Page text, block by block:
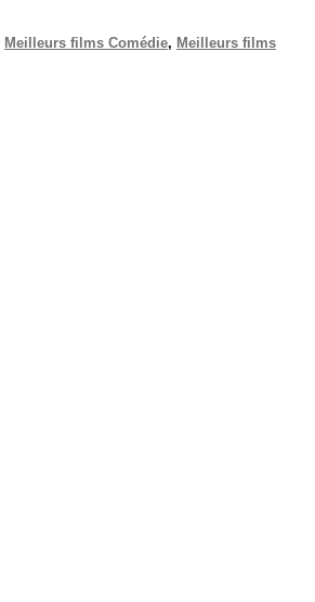
Meilleurs films Comédie, Meilleurs films